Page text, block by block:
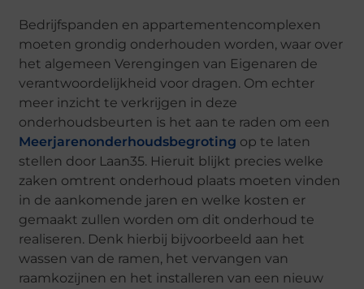
Bedrijfspanden en appartementencomplexen
moeten grondig onderhouden worden, waar over
het algemeen Verengingen van Eigenaren de
verantwoordelijkheid voor dragen. Om echter
meer inzicht te verkrijgen in deze
onderhoudsbeurten is het aan te raden om een
Meerjarenonderhoudsbegroting op te laten
stellen door Laan35. Hieruit blijkt precies welke
zaken omtrent onderhoud plaats moeten vinden
in de aankomende jaren en welke kosten er
gemaakt zullen worden om dit onderhoud te
realiseren. Denk hierbij bijvoorbeeld aan het
wassen van de ramen, het vervangen van
raamkozijnen en het installeren van een nieuw